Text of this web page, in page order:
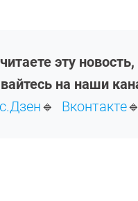
эту
на наши
🔹 Вконтакте🔹